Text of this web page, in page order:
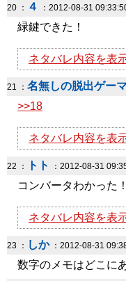
20 ： ４ ：2012-08-31
緑鍵できた！
ネタバレ内容を表
21 ： 名無しの脱出ゲー
>>18
ネタバレ内容を表
22 ： トト ：2012-08-31
コンバータわかった！
ネタバレ内容を表
23 ： しか：2012-08-31
数字のメモはどこに